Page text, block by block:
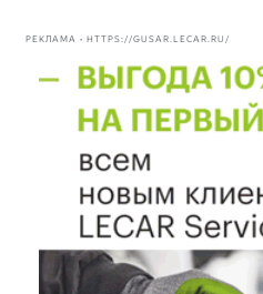
РЕКЛАМА • HTTPS://GUSAR.LECAR.RU/